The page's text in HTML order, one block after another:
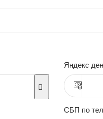
Яндекс
СБП по